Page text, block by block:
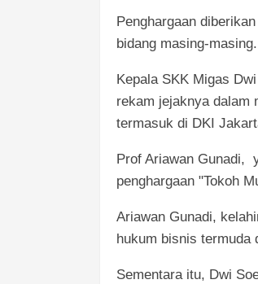
Penghargaan
bidang masing-masing.
Kepala SKK Migas
rekam jejaknya dalam
termasuk di DKI
Prof Ariawan Gunadi,
penghargaan "Tokoh
Ariawan Gunadi,
hukum bisnis termuda
Sementara itu, Dwi